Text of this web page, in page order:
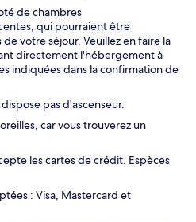
de chambres
qui pourraient être
votre séjour. Veuillez en faire la
directement l'hébergement à
indiquées dans la confirmation de
pas d'ascenseur.
car vous trouverez un
les cartes de crédit. Espèces
: Visa, Mastercard et